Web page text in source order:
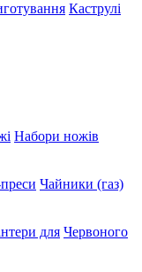
Каструлі
Набори ножів
Чайники (газ)
для Червоного